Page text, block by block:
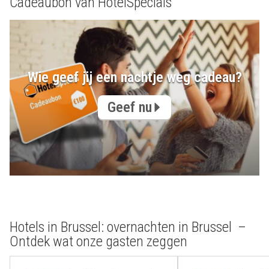
Wie geef jij een nachtje weg cadeau?
Geef nu
Hotels in Brussel: overnachten in Brussel –
Ontdek wat onze gasten zeggen